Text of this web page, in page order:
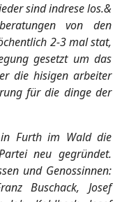
sind indrese los.&
von den
2-3 mal stat,
gesetzt um das
die hisigen arbeiter
für die dinge der
Furth im Wald die
neu gegründet.
und Genossinnen:
Buschack, Josef